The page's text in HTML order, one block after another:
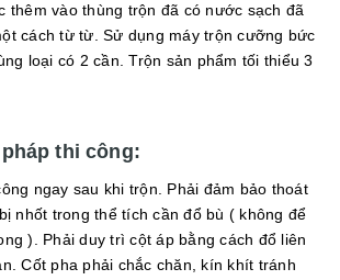
thêm vào thùng trộn đã có nước sạch đã
cách từ từ. Sử dụng máy trộn cưỡng bức
loại có 2 cần. Trộn sản phẩm tối thiểu 3
thi công:
ngay sau khi trộn. Phải đảm bảo thoát
nhốt trong thể tích cần đổ bù ( không để
). Phải duy trì cột áp bằng cách đổ liên
Cốt pha phải chắc chăn, kín khít tránh